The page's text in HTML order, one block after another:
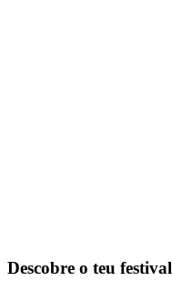
Descobre o teu festival